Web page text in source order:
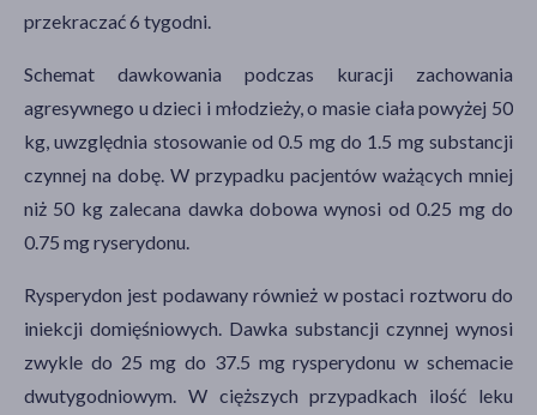
przekraczać 6 tygodni.
Schemat dawkowania podczas kuracji zachowania
agresywnego u dzieci i młodzieży, o masie ciała powyżej 50
kg, uwzględnia stosowanie od 0.5 mg do 1.5 mg substancji
czynnej na dobę. W przypadku pacjentów ważących mniej
niż 50 kg zalecana dawka dobowa wynosi od 0.25 mg do
0.75 mg ryserydonu.
Rysperydon jest podawany również w postaci roztworu do
iniekcji domięśniowych. Dawka substancji czynnej wynosi
zwykle do 25 mg do 37.5 mg rysperydonu w schemacie
dwutygodniowym. W cięższych przypadkach ilość leku